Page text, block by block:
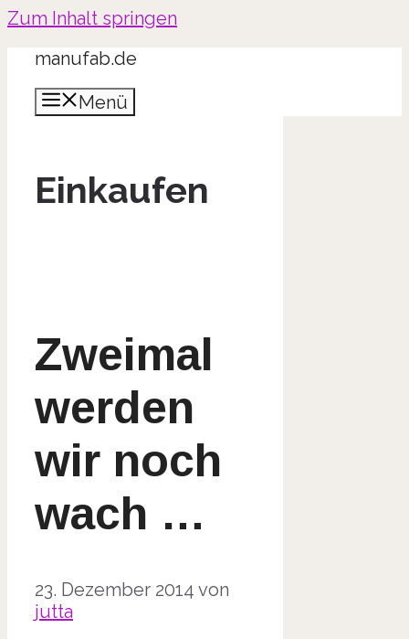
Zum Inhalt springen
manufab.de
Menü
Einkaufen
Zweimal
werden
wir noch
wach …
23. Dezember 2014 von
jutta